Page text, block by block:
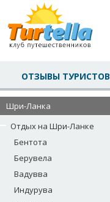
ОТЗЫВЫ ТУРИСТОВ
Шри-Ланка
Отдых на Шри-Ланке
Бентота
Берувела
Вадувва
Индурува